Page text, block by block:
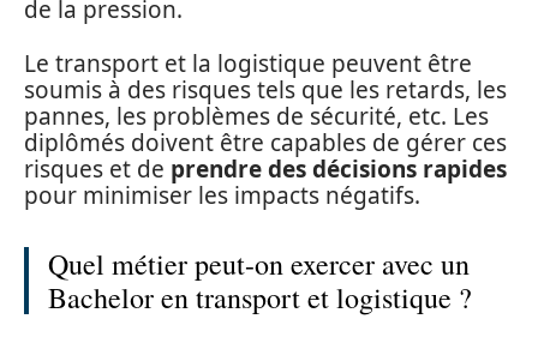
de la pression.
Le transport et la logistique peuvent être
soumis à des risques tels que les retards, les
pannes, les problèmes de sécurité, etc. Les
diplômés doivent être capables de gérer ces
risques et de prendre des décisions rapides
pour minimiser les impacts négatifs.
Quel métier peut-on exercer avec un
Bachelor en transport et logistique ?